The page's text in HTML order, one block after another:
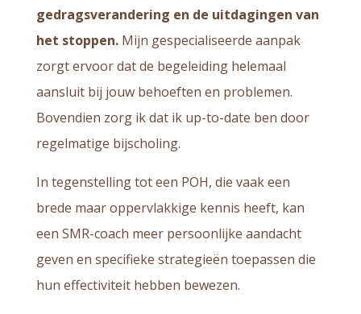
gedragsverandering en de uitdagingen van
het stoppen.Mijn gespecialiseerde aanpak
zorgt ervoor dat de begeleiding helemaal
aansluit bij jouw behoeften en problemen.
Bovendien zorg ik dat ik up-to-date ben door
regelmatige bijscholing.
In tegenstelling tot een POH, die vaak een
brede maar oppervlakkige kennis heeft, kan
een SMR-coach meer persoonlijke aandacht
geven en specifieke strategieën toepassen die
hun effectiviteit hebben bewezen.